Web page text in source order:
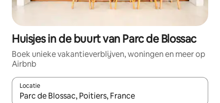
Huisjes in de buurt van Parc de Blossac
Boek unieke vakantieverblijven, woningen en meer op
Airbnb
Locatie
Wanneer er suggesties beschikbaar zijn, maak je een keuze